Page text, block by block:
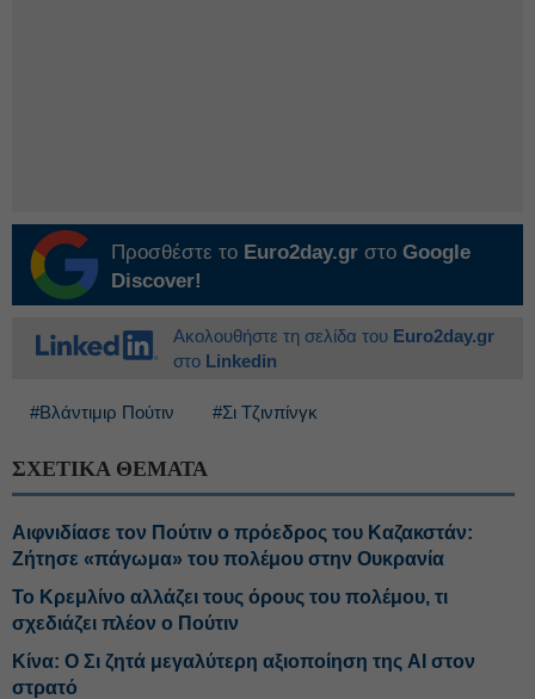
Προσθέστε το Euro2day.gr στο Google
Discover!
Ακολουθήστε τη σελίδα του Euro2day.gr
στο Linkedin
#Βλάντιμιρ Πούτιν #Σι Τζινπίνγκ
ΣΧΕΤΙΚΑ ΘΕΜΑΤΑ
Αιφνιδίασε τον Πούτιν ο πρόεδρος του Καζακστάν:
Ζήτησε «πάγωμα» του πολέμου στην Ουκρανία
Το Κρεμλίνο αλλάζει τους όρους του πολέμου, τι
σχεδιάζει πλέον ο Πούτιν
Κίνα: Ο Σι ζητά μεγαλύτερη αξιοποίηση της AI στον
στρατό